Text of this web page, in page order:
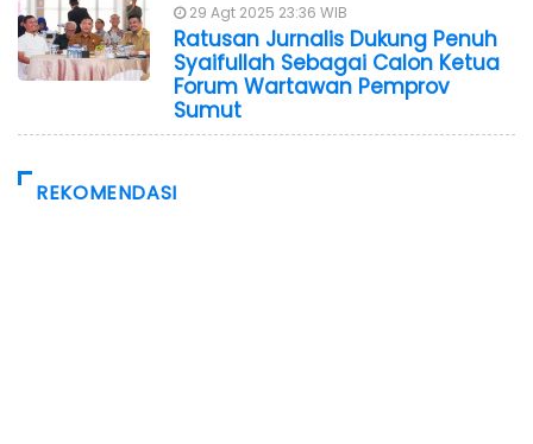
29 Agt 2025 23:36 WIB
Ratusan Jurnalis Dukung Penuh
Syaifullah Sebagai Calon Ketua
Forum Wartawan Pemprov
Sumut
REKOMENDASI